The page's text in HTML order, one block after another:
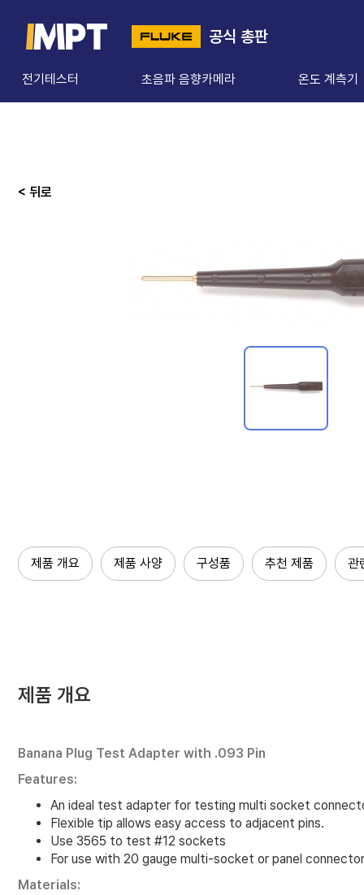
공식 총판
전기테스터 초음파 음향카메라 온도 계측기
< 뒤로
제품 개요 제품 사양 구성품 추천 제품 관
제품 개요
Banana Plug Test Adapter with .093 Pin
Features:
An ideal test adapter for testing multi socket
Flexible tip allows easy access to adjacent pins.
Use 3565 to test #12 sockets
For use with 20 gauge multi-socket or panel
Materials: